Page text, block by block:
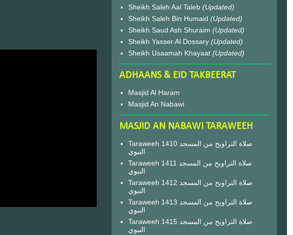
Sheikh Saleh Aal Taleb (Updated)
Sheikh Saleh Bin Humaid (Updated)
Sheikh Saud Ash Shuraim (Updated)
Sheikh Yasser Al Dossary (Updated)
Sheikh Usaamah Khayaat (Updated)
ADHAANS & EID TAKBEERAT
Masjid Al Haram
Masjid An Nabawi
MASJID AN NABAWI TARAWEEH
Taraweeh 1410 صلاة التراويح من المسجد
النبوي
Taraweeh 1411 صلاة التراويح من المسجد
النبوي
Taraweeh 1412 صلاة التراويح من المسجد
النبوي
Taraweeh 1413 صلاة التراويح من المسجد
النبوي
Taraweeh 1415 صلاة التراويح من المسجد
النبوي